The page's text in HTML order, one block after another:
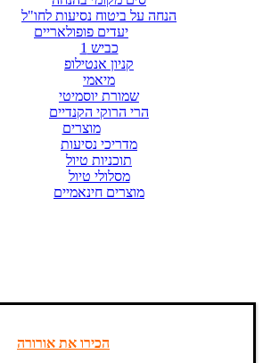
הנחה על ביטוח נסיעות לחו"ל
יעדים פופולאריים
כביש 1
קניון אנטילופ
מיאמי
שמורת יוסמיטי
הרי הרוקי הקנדיים
מוצרים
מדריכי נסיעות
תוכניות טיול
מסלולי טיול
מוצרים חינאמיים
הכירו את אורורה